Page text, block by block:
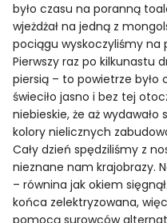
Dom na kółkach
było czasu na poranną
wjeżdżał na jedną z
pociągu wyskoczyliśmy
Pierwszy raz po kilkunastu
piersią – to powietrze było
świeciło jasno i bez tej
niebieskie, że aż wydawało
kolory nielicznych
Cały dzień spędziliśmy z
nieznane nam krajobrazy.
– równina jak okiem
końca zelektryzowana,
pomocą surowców